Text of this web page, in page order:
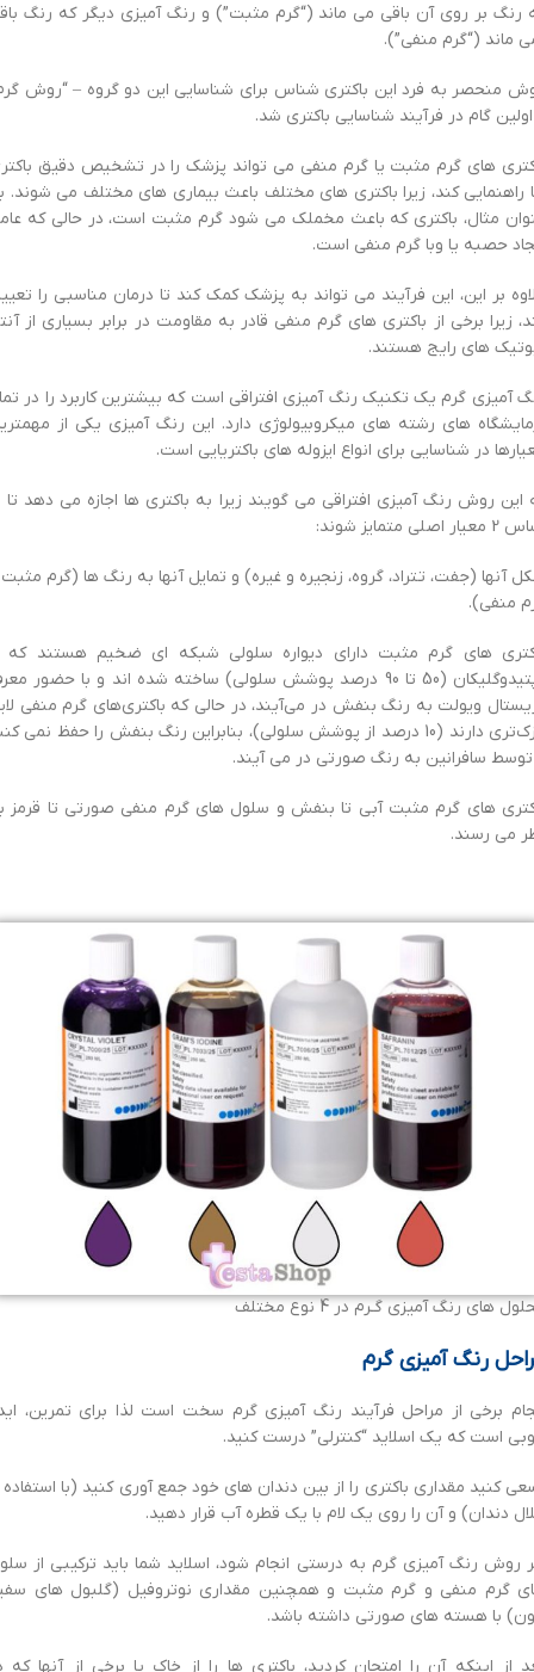
رنگ بر روی آن باقی می ماند (“گرم مثبت”) و رنگ آمیزی دیگر که رنگ
ماند (“گرم منفی”).
منحصر به فرد این باکتری شناس برای شناسایی این دو گروه – “روش
گام در فرآیند شناسایی باکتری شد.
های گرم مثبت یا گرم منفی می تواند پزشک را در تشخیص دقیق
راهنمایی کند، زیرا باکتری های مختلف باعث بیماری های مختلف می شوند.
مثال، باکتری که باعث مخملک می شود گرم مثبت است، در حالی که
حصبه یا وبا گرم منفی است.
بر این، این فرآیند می تواند به پزشک کمک کند تا درمان مناسبی را
زیرا برخی از باکتری های گرم منفی قادر به مقاومت در برابر بسیاری از
های رایج هستند.
آمیزی گرم یک تکنیک رنگ آمیزی افتراقی است که بیشترین کاربرد را در
های رشته های میکروبیولوژی دارد. این رنگ آمیزی یکی از
در شناسایی برای انواع ایزوله های باکتریایی است.
این روش رنگ آمیزی افتراقی می گویند زیرا به باکتری ها اجازه می دهد تا
اصلی متمایز شوند:
آنها (جفت، تتراد، گروه، زنجیره و غیره) و تمایل آنها به رنگ ها (گرم
منفی).
های گرم مثبت دارای دیواره سلولی شبکه ای ضخیم هستند که
پپتیدوگلیکان (50 تا 90 درصد پوشش سلولی) ساخته شده اند و با حضور
ویولت به رنگ بنفش در می‌آیند، در حالی که باکتری‌های گرم منفی
نازک‌تری دارند (10 درصد از پوشش سلولی)، بنابراین رنگ بنفش را حفظ نمی
سافرانین به رنگ صورتی در می آیند.
های گرم مثبت آبی تا بنفش و سلول های گرم منفی صورتی تا قرمز
می رسند.
های رنگ آمیزی گـرم در 4 نوع مختلف
رنگ آمیزی گرم
برخی از مراحل فرآیند رنگ آمیزی گرم سخت است لذا برای تمرین،
است که یک اسلاید “کنترلی” درست کنید.
کنید مقداری باکتری را از بین دندان های خود جمع آوری کنید (با استفاده
دندان) و آن را روی یک لام با یک قطره آب قرار دهید.
روش رنگ آمیزی گرم به درستی انجام شود، اسلاید شما باید ترکیبی از
گرم منفی و گرم مثبت و همچنین مقداری نوتروفیل (گلبول های
با هسته های صورتی داشته باشد.
از اینکه آن را امتحان کردید، باکتری ها را از خاک یا برخی از آنها که